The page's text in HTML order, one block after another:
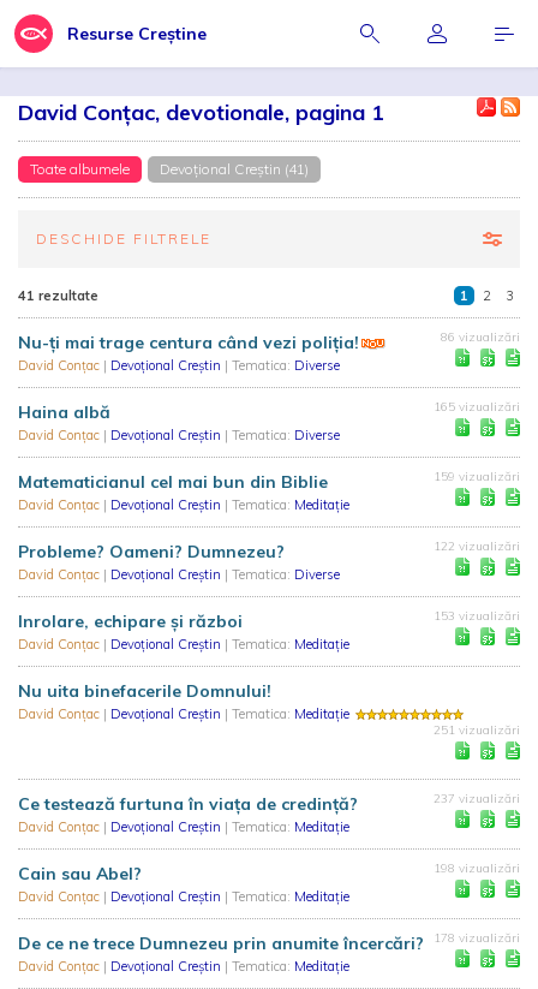
Resurse Creștine
David Conțac, devotionale, pagina 1
Toate albumele Devoțional Creștin (41)
DESCHIDE FILTRELE
41 rezultate 1 2 3
Nu-ți mai trage centura când vezi poliția!
David Conțac | Devoțional Creștin | Tematica: Diverse
86 vizualizări
Haina albă
David Conțac | Devoțional Creștin | Tematica: Diverse
165 vizualizări
Matematicianul cel mai bun din Biblie
David Conțac | Devoțional Creștin | Tematica: Meditație
159 vizualizări
Probleme? Oameni? Dumnezeu?
David Conțac | Devoțional Creștin | Tematica: Diverse
122 vizualizări
Inrolare, echipare și război
David Conțac | Devoțional Creștin | Tematica: Meditație
153 vizualizări
Nu uita binefacerile Domnului!
David Conțac | Devoțional Creștin | Tematica: Meditație
251 vizualizări
Ce testează furtuna în viața de credință?
David Conțac | Devoțional Creștin | Tematica: Meditație
237 vizualizări
Cain sau Abel?
David Conțac | Devoțional Creștin | Tematica: Meditație
198 vizualizări
De ce ne trece Dumnezeu prin anumite încercări?
David Conțac | Devoțional Creștin | Tematica: Meditație
178 vizualizări